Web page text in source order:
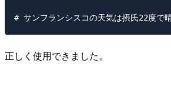
正しく使用できました。